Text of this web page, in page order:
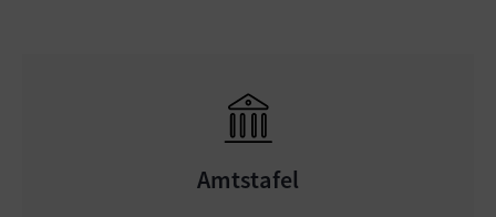
Amtstafel